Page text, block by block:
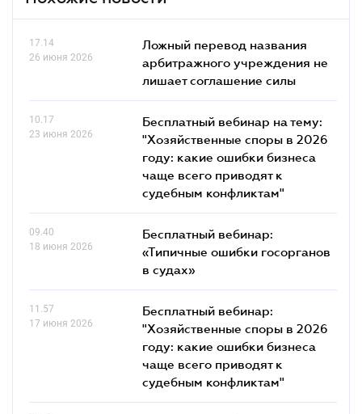
17.14
26 июня 2026
Ложный перевод названия
арбитражного учреждения не
лишает соглашение силы
10.17
23 июня 2026
Бесплатный вебинар на тему:
"Хозяйственные споры в 2026
году: какие ошибки бизнеса
чаще всего приводят к
судебным конфликтам"
09.40
18 июня 2026
Бесплатный вебинар:
«Типичные ошибки госорганов
в судах»
11.57
17 июня 2026
Бесплатный вебинар:
"Хозяйственные споры в 2026
году: какие ошибки бизнеса
чаще всего приводят к
судебным конфликтам"